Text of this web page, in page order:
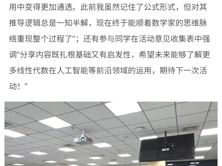
用中变得更加通透‌。此前我虽然记住了公式形式，但对其
推导逻辑总是一知半解，‌现在终于能顺着数学家的思维脉
络重现整个过程‌了”；还有参与同学在活动意见收集表中强
调“分享内容‌既扎根基础又有启发性‌，希望未来能够了解更
多线性代数在人工智能等前沿领域的运用，期待下一次活
动！‌”